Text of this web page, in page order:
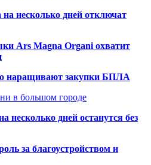
несколько дней отключат
Ars Magna Organi охватит
наращивают закупки БПЛА
в большом городе
дней останутся без
за благоустройством и